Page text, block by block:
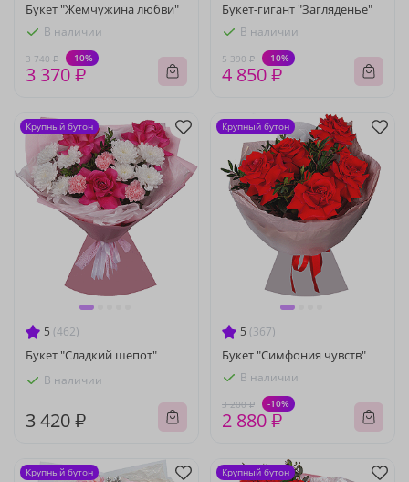
Букет "Жемчужина любви"
В наличии
3 740 ₽ -10%
3 370 ₽
Букет-гигант "Загляденье"
В наличии
5 390 ₽ -10%
4 850 ₽
5 (462)
Букет "Сладкий шепот"
В наличии
3 420 ₽
Крупный бутон
5 (367)
Букет "Симфония чувств"
В наличии
3 200 ₽ -10%
2 880 ₽
Крупный бутон
Крупный бутон Крупный бутон